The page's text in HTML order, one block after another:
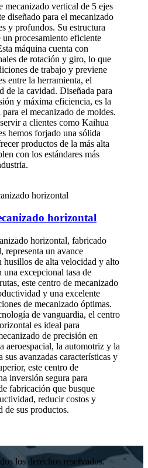
mecanizado vertical de 5 ejes
diseñado para el mecanizado
y profundos. Su estructura
procesamiento eficiente
máquina cuenta con
de rotación y giro, lo que
de trabajo y previene
entre la herramienta, el
de la cavidad. Diseñada para
y máxima eficiencia, es la
el mecanizado de moldes.
a clientes como Kaihua
hemos forjado una sólida
productos de la más alta
con los estándares más
horizontal
horizontal, fabricado
un avance
husillos de alta velocidad y alto
excepcional tasa de
este centro de mecanizado
y una excelente
de mecanizado óptimas.
de vanguardia, el centro
es ideal para
de precisión en
aeroespacial, la automotriz y la
sus avanzadas características y
este centro de
inversión segura para
fabricación que busque
reducir costos y
de sus productos.
los derechos reservados.